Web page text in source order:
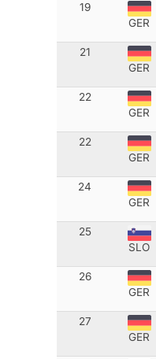
19
GER
21
GER
22
GER
22
GER
24
GER
25
SLO
26
GER
27
GER